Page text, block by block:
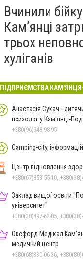
Вчинили
Кам’янці
трьох
хуліганів
ПІДПРИЄМСТВА
Анастасія Сукач -
психолог у Кам'янці-
+380(96)948-98-95
Camping-city,
Центр відновлення
+380(67)853-55-10,
Заклад вищої освіти
університет"
+380(38)497-62-85,
Оксфорд Медікал
медичний центр
+380(68)330-06-36,